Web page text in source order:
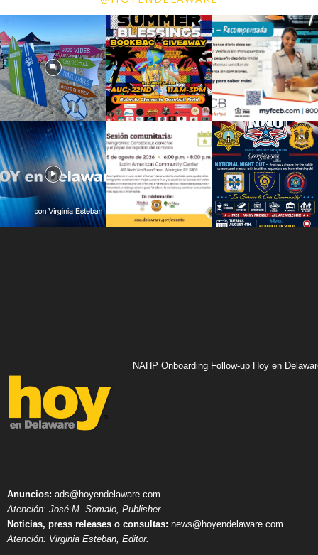
NAHP Onboarding Follow-up Hoy en
Anuncios: ads@hoyendelaware.com
Atención: José M. Somalo, Publisher.
Noticias, press releases o consultas: news@hoyendelaware.com
Atención: Virginia Esteban, Editor.